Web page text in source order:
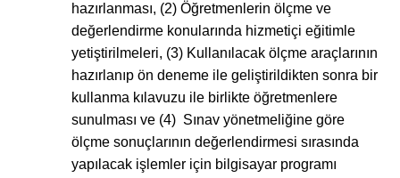
hazırlanması, (2) Öğretmenlerin ölçme ve
değerlendirme konularında hizmetiçi eğitimle
yetiştirilmeleri, (3) Kullanılacak ölçme araçlarının
hazırlanıp ön deneme ile geliştirildikten sonra bir
kullanma kılavuzu ile birlikte öğretmenlere
sunulması ve (4) Sınav yönetmeliğine göre
ölçme sonuçlarının değerlendirmesi sırasında
yapılacak işlemler için bilgisayar programı